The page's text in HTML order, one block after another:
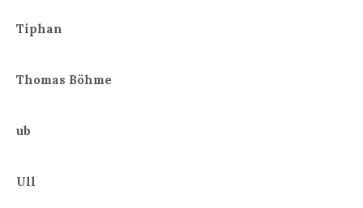
Tiphan
Thomas Böhme
ub
Ull